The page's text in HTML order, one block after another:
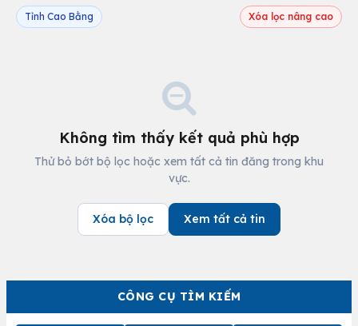
CÔNG CỤ TÌM KIẾM
Tỉnh Cao Bằng Xóa lọc nâng cao
Không tìm thấy kết quả phù hợp
Thử bỏ bớt bộ lọc hoặc xem tất cả tin đăng trong khu
vực.
Xóa bộ lọc Xem tất cả tin